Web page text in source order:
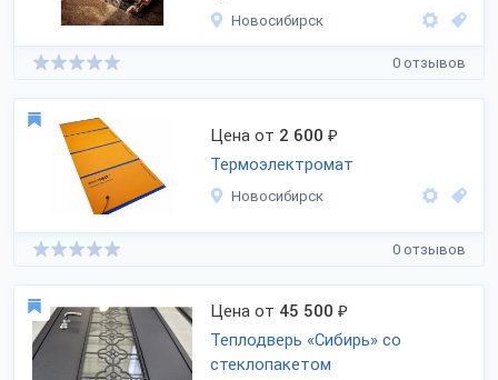
Новосибирск
0 отзывов
Цена от 2 600 ₽
Термоэлектромат
Новосибирск
0 отзывов
Цена от 45 500 ₽
Теплодверь «Сибирь» со
стеклопакетом